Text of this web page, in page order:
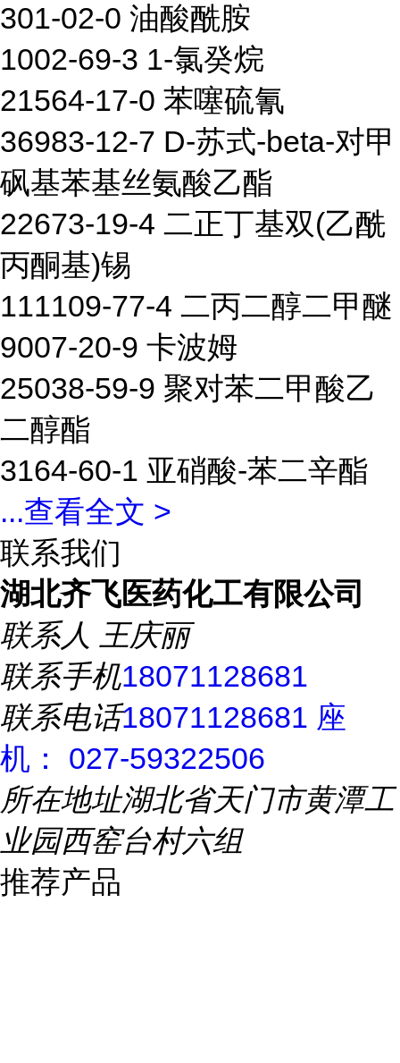
301-02-0 油酸酰胺
1002-69-3 1-氯癸烷
21564-17-0 苯噻硫氰
36983-12-7 D-苏式-beta-对甲
砜基苯基丝氨酸乙酯
22673-19-4 二正丁基双(乙酰
丙酮基)锡
111109-77-4 二丙二醇二甲醚
9007-20-9 卡波姆
25038-59-9 聚对苯二甲酸乙
二醇酯
3164-60-1 亚硝酸-苯二辛酯
...查看全文 >
联系我们
湖北齐飞医药化工有限公司
联系人 王庆丽
联系手机18071128681
联系电话18071128681 座
机： 027-59322506
所在地址湖北省天门市黄潭工
业园西窑台村六组
推荐产品